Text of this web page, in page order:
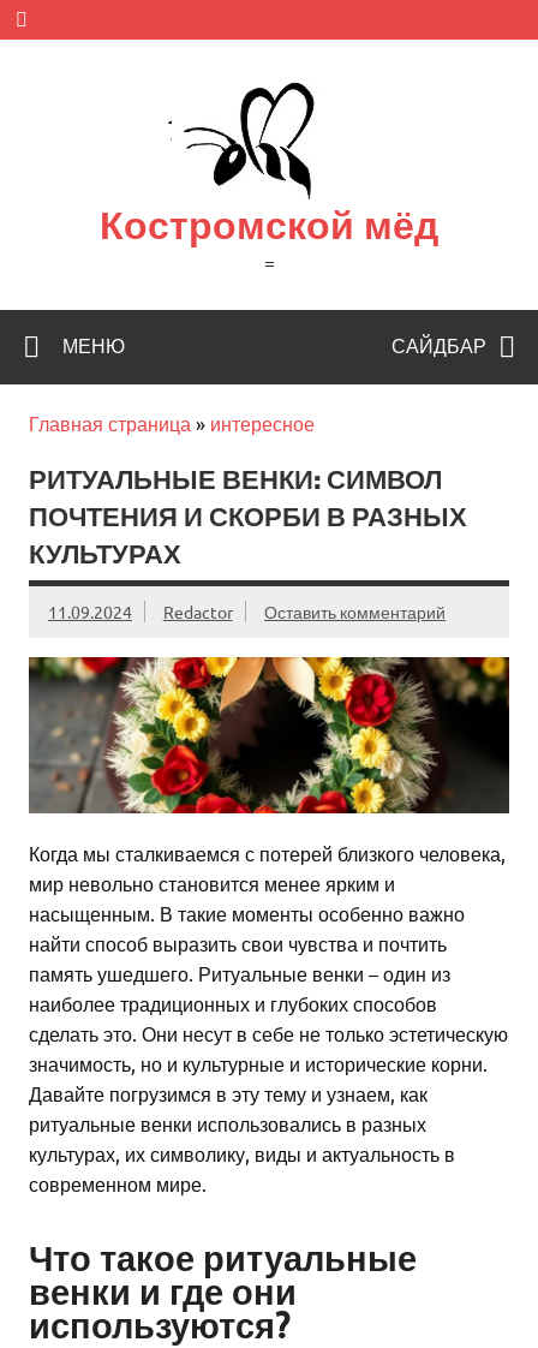
Skip
content
Костромской мёд
=
САЙДБАР
МЕНЮ
Главная страница » интересное
РИТУАЛЬНЫЕ ВЕНКИ: СИМВОЛ
ПОЧТЕНИЯ И СКОРБИ В РАЗНЫХ
КУЛЬТУРАХ
11.09.2024 Redactor Оставить комментарий
Когда мы сталкиваемся с потерей близкого человека,
мир невольно становится менее ярким и
насыщенным. В такие моменты особенно важно
найти способ выразить свои чувства и почтить
память ушедшего. Ритуальные венки – один из
наиболее традиционных и глубоких способов
сделать это. Они несут в себе не только эстетическую
значимость, но и культурные и исторические корни.
Давайте погрузимся в эту тему и узнаем, как
ритуальные венки использовались в разных
культурах, их символику, виды и актуальность в
современном мире.
Что такое ритуальные
венки и где они
используются?